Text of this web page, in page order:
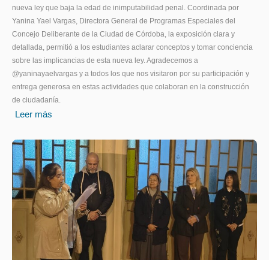
nueva ley que baja la edad de inimputabilidad penal. Coordinada por
Yanina Yael Vargas, Directora General de Programas Especiales del
Concejo Deliberante de la Ciudad de Córdoba, la exposición clara y
detallada, permitió a los estudiantes aclarar conceptos y tomar conciencia
sobre las implicancias de esta nueva ley. Agradecemos a
@yaninayaelvargas y a todos los que nos visitaron por su participación y
entrega generosa en estas actividades que colaboran en la construcción
de ciudadanía.
Leer más